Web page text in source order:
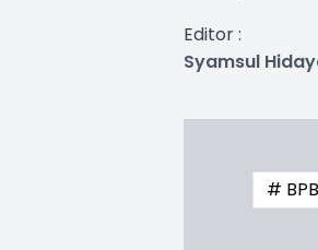
Editor :
Syamsul
#